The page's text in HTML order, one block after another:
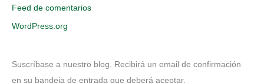
Feed de comentarios
WordPress.org
Suscríbase a nuestro blog. Recibirá un email de confirmación
en su bandeja de entrada que deberá aceptar.